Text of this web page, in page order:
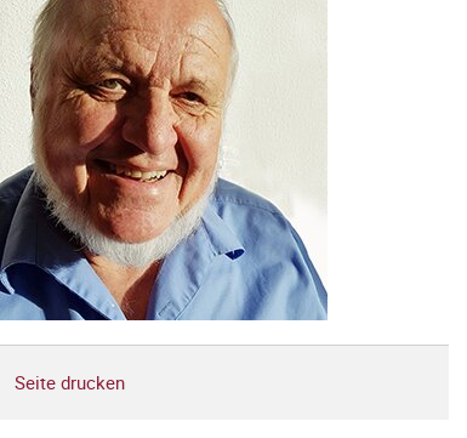
Seite drucken